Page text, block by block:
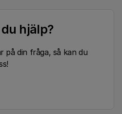
hjälp?
på din fråga, så kan du